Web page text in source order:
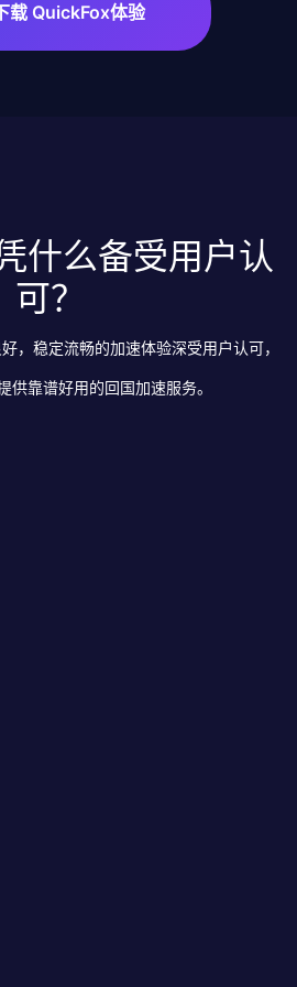
载 QuickFox体验
什么备受用户认
可？
，稳定流畅的加速体验深受用户认可，
供靠谱好用的回国加速服务。